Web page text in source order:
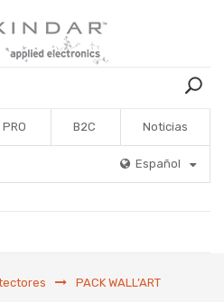
B2C Noticias
Español
PACK WALL’ART